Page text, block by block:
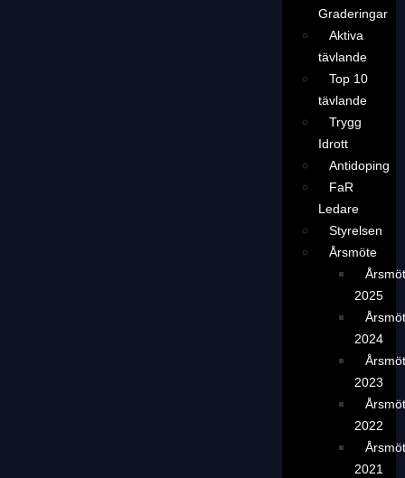
Graderingar
Aktiva
tävlande
Top 10
tävlande
Trygg
Idrott
Antidoping
FaR
Ledare
Styrelsen
Årsmöte
2025
2024
2023
2022
2021